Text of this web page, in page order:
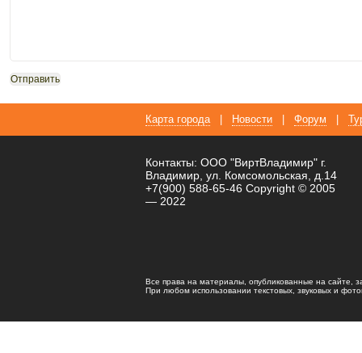
Карта города Новости Форум
Контакты: ООО "ВиртВладимир" г.
Владимир, ул. Комсомольская, д.14
+7(900) 588-65-46 Copyright © 2005
— 2022
Все права на материалы, опубликованные на сайте,
При любом использовании текстовых, звуковых и